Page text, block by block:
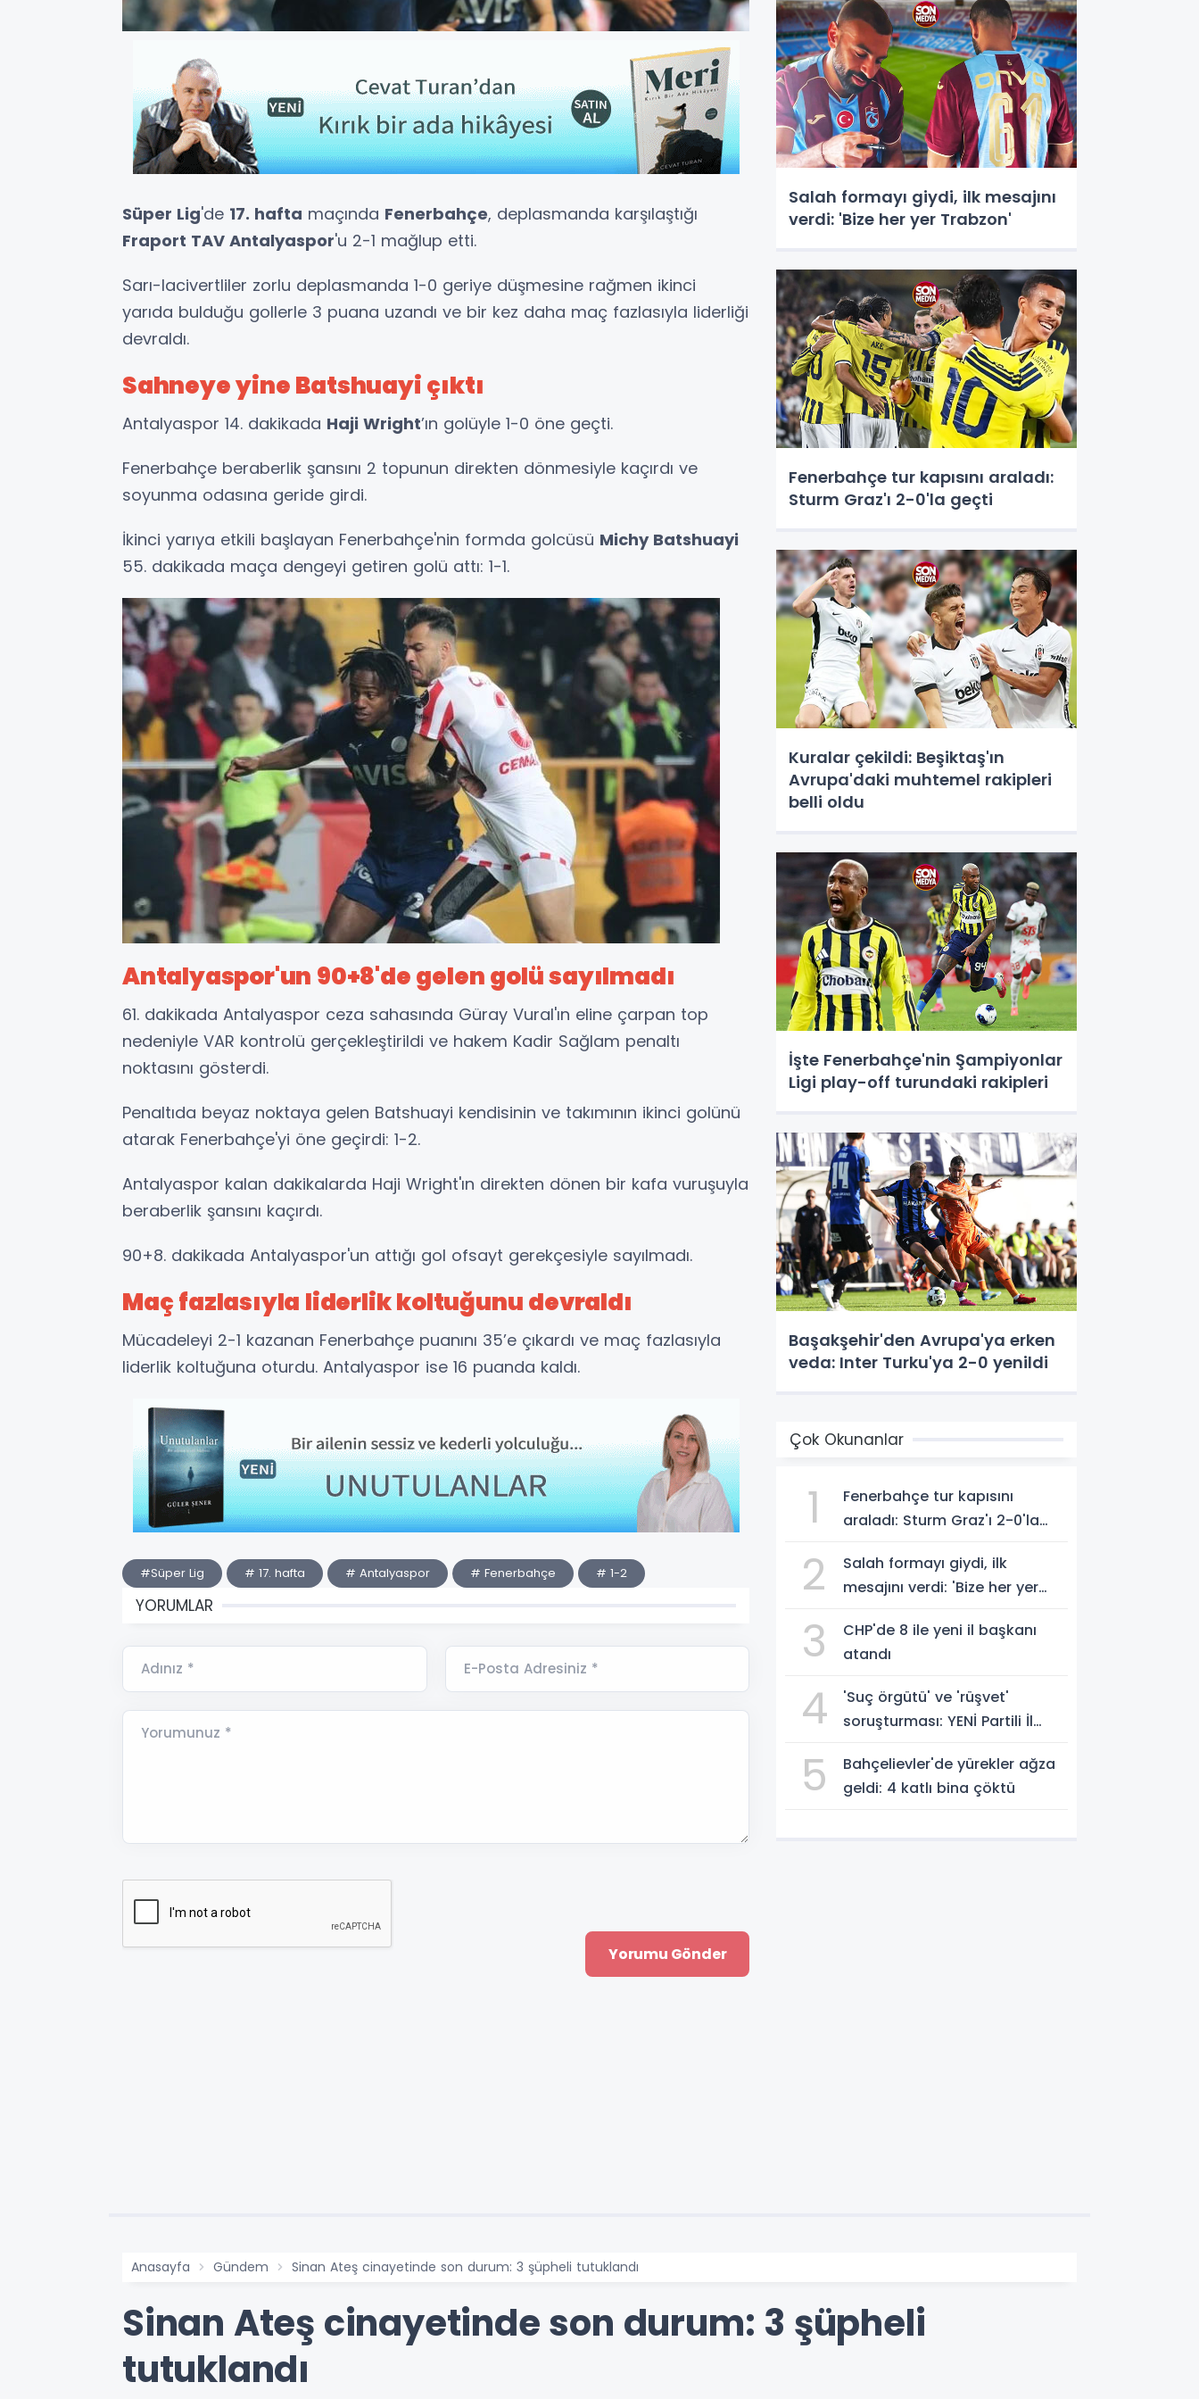
Süper Lig'de 17. hafta maçında Fenerbahçe, deplasmanda karşılaştığı
Fraport TAV Antalyaspor'u 2-1 mağlup etti.
Sarı-lacivertliler zorlu deplasmanda 1-0 geriye düşmesine rağmen ikinci
yarıda bulduğu gollerle 3 puana uzandı ve bir kez daha maç fazlasıyla liderliği
devraldı.
Sahneye yine Batshuayi çıktı
Antalyaspor 14. dakikada Haji Wright’ın golüyle 1-0 öne geçti.
Fenerbahçe beraberlik şansını 2 topunun direkten dönmesiyle kaçırdı ve
soyunma odasına geride girdi.
İkinci yarıya etkili başlayan Fenerbahçe'nin formda golcüsü Michy Batshuayi
55. dakikada maça dengeyi getiren golü attı: 1-1.
Antalyaspor'un 90+8'de gelen golü sayılmadı
61. dakikada Antalyaspor ceza sahasında Güray Vural'ın eline çarpan top
nedeniyle VAR kontrolü gerçekleştirildi ve hakem Kadir Sağlam penaltı
noktasını gösterdi.
Penaltıda beyaz noktaya gelen Batshuayi kendisinin ve takımının ikinci golünü
atarak Fenerbahçe'yi öne geçirdi: 1-2.
Antalyaspor kalan dakikalarda Haji Wright'ın direkten dönen bir kafa vuruşuyla
beraberlik şansını kaçırdı.
90+8. dakikada Antalyaspor'un attığı gol ofsayt gerekçesiyle sayılmadı.
Maç fazlasıyla liderlik koltuğunu devraldı
Mücadeleyi 2-1 kazanan Fenerbahçe puanını 35’e çıkardı ve maç fazlasıyla
liderlik koltuğuna oturdu. Antalyaspor ise 16 puanda kaldı.
#Süper Lig # 17. hafta # Antalyaspor # Fenerbahçe # 1-2
YORUMLAR
Adınız * E-Posta Adresiniz *
Yorumunuz *
Salah formayı giydi, ilk mesajını
verdi: 'Bize her yer Trabzon'
Fenerbahçe tur kapısını araladı:
Sturm Graz'ı 2-0'la geçti
Kuralar çekildi: Beşiktaş'ın
Avrupa'daki muhtemel rakipleri
belli oldu
İşte Fenerbahçe'nin Şampiyonlar
Ligi play-off turundaki rakipleri
Başakşehir'den Avrupa'ya erken
veda: Inter Turku'ya 2-0 yenildi
Çok Okunanlar
1
Fenerbahçe tur kapısını
araladı: Sturm Graz'ı 2-0'la
2
Salah formayı giydi, ilk
mesajını verdi: 'Bize her yer
3
CHP'de 8 ile yeni il başkanı
atandı
4
'Suç örgütü' ve 'rüşvet'
soruşturması: YENİ Partili İl
gözaltında
5
Bahçelievler'de yürekler ağza
geldi: 4 katlı bina çöktü
Anasayfa Gündem Sinan Ateş cinayetinde son durum: 3 şüpheli tutuklandı
Sinan Ateş cinayetinde son durum: 3 şüpheli
tutuklandı